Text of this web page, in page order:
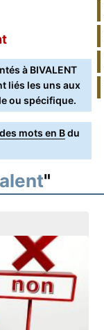
à BIVALENT
liés les uns aux
ou spécifique.
mots en Bdu
"